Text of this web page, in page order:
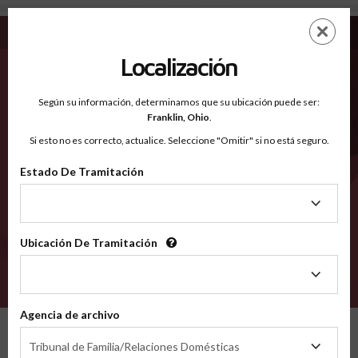
Haskell TX - Condados Reconocidos
EN
Condados Reconocidos
2600
Localización
Según su información, determinamos que su ubicación puede ser:
Franklin, Ohio.
Si esto no es correcto, actualice. Seleccione "Omitir" si no está seguro.
Estado De Tramitación
Tramitación
Ubicación De Tramitación
Tramitación
Agencia de archivo
Tribunal de Familia/Relaciones Domésticas
de